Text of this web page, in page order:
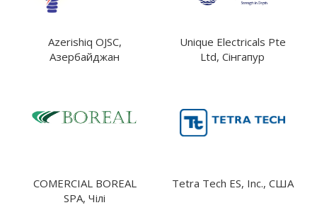
Azerishiq OJSC,
Азербайджан
Unique Electricals Pte
Ltd, Сінгапур
COMERCIAL BOREAL
SPA, Чілі
Tetra Tech ES, Inc., США